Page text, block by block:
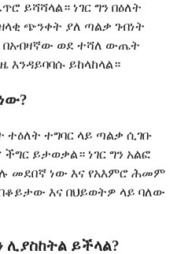
ይሻሻላል። ነገር ግን በዕለት
ጭንቀት ያለ ጣልቃ ገብነት
ወደ ተሻለ ውጤት
ይከላከላል።
ተዕለት ተግባር ላይ ጣልቃ ሲገቡ
ይታወቃል። ነገር ግን አልፎ
ነው እና የአእምሮ ሕመም
እና በህይወትዎ ላይ ባለው
ሊያስከትል ይችላል?